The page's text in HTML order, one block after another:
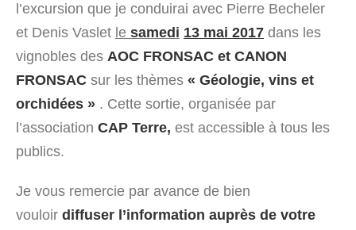
l’excursion que je conduirai avec Pierre Becheler
et Denis Vaslet le samedi 13 mai 2017 dans les
vignobles des AOC FRONSAC et CANON
FRONSAC sur les thèmes « Géologie, vins et
orchidées » . Cette sortie, organisée par
l’association CAP Terre, est accessible à tous les
publics.
Je vous remercie par avance de bien
vouloir diffuser l’information auprès de votre